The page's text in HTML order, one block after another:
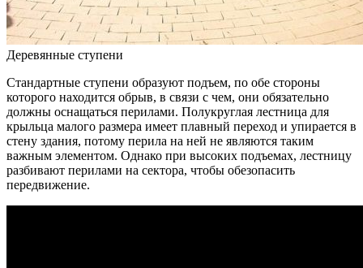
Деревянные ступени
Стандартные ступени образуют подъем, по обе стороны
которого находится обрыв, в связи с чем, они обязательно
должны оснащаться перилами. Полукруглая лестница для
крыльца малого размера имеет плавный переход и упирается в
стену здания, потому перила на ней не являются таким
важным элементом. Однако при высоких подъемах, лестницу
разбивают перилами на сектора, чтобы обезопасить
передвижение.